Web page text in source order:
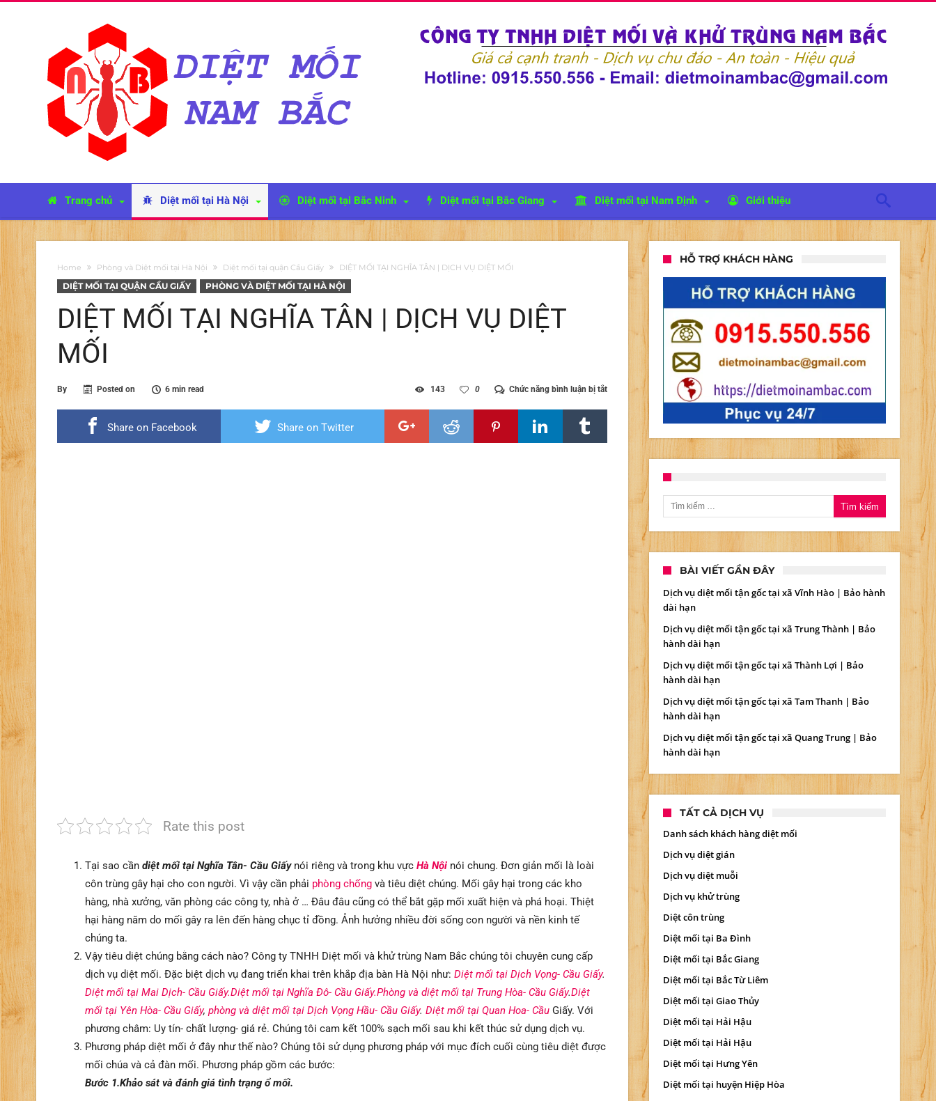
Trang chủ Diệt mối tại Hà Nội Diệt mối tại Bắc Ninh Diệt mối tại Bắc Giang Diệt mối tại Nam Định Giới thiệu
Home Phòng và Diệt mối tại Hà Nội Diệt mối tại quận Cầu Giấy DIỆT MỐI TẠI NGHĨA TÂN | DỊCH VỤ DIỆT MỐI
DIỆT MỐI TẠI QUẬN CẦU GIẤY PHÒNG VÀ DIỆT MỐI TẠI HÀ NỘI
DIỆT MỐI TẠI NGHĨA TÂN | DỊCH VỤ DIỆT
MỐI
By Posted on 6 min read Chức năng bình luận bị tắtở
MỐI
TÂN
0
143
Share on Facebook Share on Twitter
Rate this post
Tại sao cần diệt mối tại Nghĩa Tân- Cầu Giấynói riêng và trong khu vực Hà Nội nói chung. Đơn giản mối là loài
côn trùng gây hại cho con người. Vì vậy cần phải phòng chống và tiêu diệt chúng. Mối gây hại trong các kho
hàng, nhà xưởng, văn phòng các công ty, nhà ở … Đâu đâu cũng có thể bắt gặp mối xuất hiện và phá hoại. Thiệt
hại hàng năm do mối gây ra lên đến hàng chục tỉ đồng. Ảnh hưởng nhiều đời sống con người và nền kinh tế
chúng ta.
Vậy tiêu diệt chúng bằng cách nào? Công ty TNHH Diệt mối và khử trùng Nam Bắc chúng tôi chuyên cung cấp
dịch vụ diệt mối. Đặc biệt dịch vụ đang triển khai trên khắp địa bàn Hà Nội như: Diệt mối tại Dịch Vọng- Cầu Giấy.
Diệt mối tại Mai Dịch- Cầu Giấy.Diệt mối tại Nghĩa Đô- Cầu Giấy.Phòng và diệt mối tại Trung Hòa- Cầu Giấy.Diệt
mối tại Yên Hòa- Cầu Giấy, phòng và diệt mối tại Dịch Vọng Hầu- Cầu Giấy. Diệt mối tại Quan Hoa- Cầu Giấy. Với
phương châm: Uy tín- chất lượng- giá rẻ. Chúng tôi cam kết 100% sạch mối sau khi kết thúc sử dụng dịch vụ.
Phương pháp diệt mối ở đây như thế nào? Chúng tôi sử dụng phương pháp với mục đích cuối cùng tiêu diệt được
mối chúa và cả đàn mối. Phương pháp gồm các bước:
Bước 1.Khảo sát và đánh giá tình trạng ổ mối.
HỖ TRỢ KHÁCH HÀNG
Tìm kiếm cho:
BÀI VIẾT GẦN ĐÂY
Dịch vụ diệt mối tận gốc tại xã Vĩnh Hào | Bảo hành
dài hạn
Dịch vụ diệt mối tận gốc tại xã Trung Thành | Bảo
hành dài hạn
Dịch vụ diệt mối tận gốc tại xã Thành Lợi | Bảo
hành dài hạn
Dịch vụ diệt mối tận gốc tại xã Tam Thanh | Bảo
hành dài hạn
Dịch vụ diệt mối tận gốc tại xã Quang Trung | Bảo
hành dài hạn
TẤT CẢ DỊCH VỤ
Danh sách khách hàng diệt mối
Dịch vụ diệt gián
Dịch vụ diệt muỗi
Dịch vụ khử trùng
Diệt côn trùng
Diệt mối tại Ba Đình
Diệt mối tại Bắc Giang
Diệt mối tại Bắc Từ Liêm
Diệt mối tại Giao Thủy
Diệt mối tại Hải Hậu
Diệt mối tại Hải Hậu
Diệt mối tại Hưng Yên
Diệt mối tại huyện Hiệp Hòa